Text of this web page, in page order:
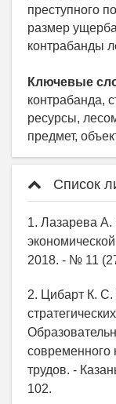
преступного
размер
контрабанды
Ключевые
контрабанда,
ресурсы,
предмет,
Список
1. Лазарева А.
2018. - № 11
2. Цибарт К. С.
современного
трудов. -
102.